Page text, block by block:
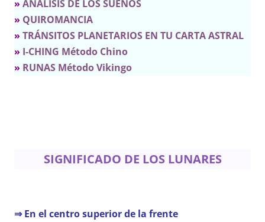
» ANÁLISIS DE LOS SUEÑOS
» QUIROMANCIA
» TRÁNSITOS PLANETARIOS EN TU CARTA ASTRAL
» I-CHING Método Chino
» RUNAS Método Vikingo
SIGNIFICADO DE LOS LUNARES
⇒ En el centro superior de la frente